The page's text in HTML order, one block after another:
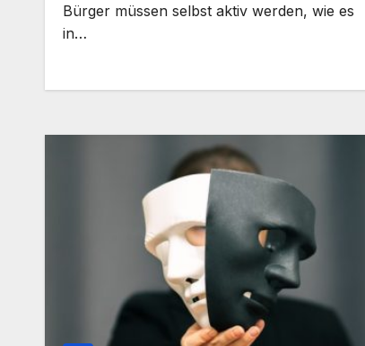
Bürger müssen selbst aktiv werden, wie es
in…